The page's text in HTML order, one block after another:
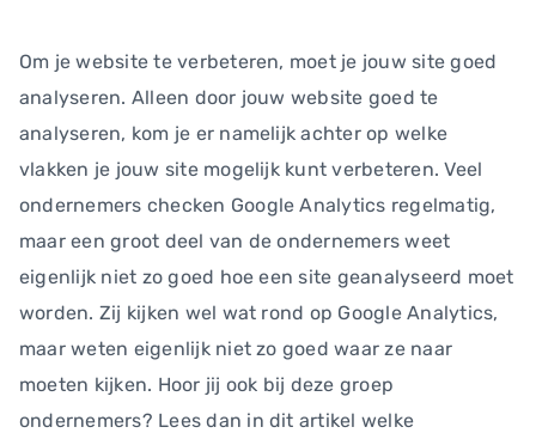
Om je website te verbeteren, moet je jouw site goed
analyseren. Alleen door jouw website goed te
analyseren, kom je er namelijk achter op welke
vlakken je jouw site mogelijk kunt verbeteren. Veel
ondernemers checken Google Analytics regelmatig,
maar een groot deel van de ondernemers weet
eigenlijk niet zo goed hoe een site geanalyseerd moet
worden. Zij kijken wel wat rond op Google Analytics,
maar weten eigenlijk niet zo goed waar ze naar
moeten kijken. Hoor jij ook bij deze groep
ondernemers? Lees dan in dit artikel welke